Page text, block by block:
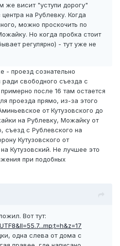
же висит "уступи дорогу"
на Рублевку. Когда
можно проскочить по
Но когда пробка стоит
регулярно) - тут уже не
- проезд сознательно
свободного съезда с
после 16 там остается
проезда прямо, из-за этого
от Кутузовского до
на Рублевку, Можайку от
съезд с Рублевского на
Кутузовского от
Кутузовский. Не лучшее это
при подобных
Вот тут:
одна слева от дома с